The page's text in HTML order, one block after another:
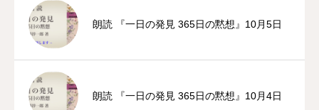
朗読 『一日の発見 365日の黙想』10月5日
朗読 『一日の発見 365日の黙想』10月4日